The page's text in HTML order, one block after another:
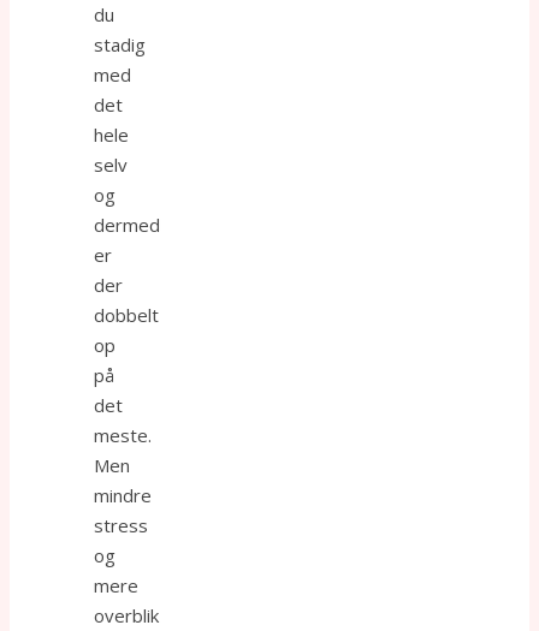
du
stadig
med
det
hele
selv
og
dermed
er
der
dobbelt
op
på
det
meste.
Men
mindre
stress
og
mere
overblik